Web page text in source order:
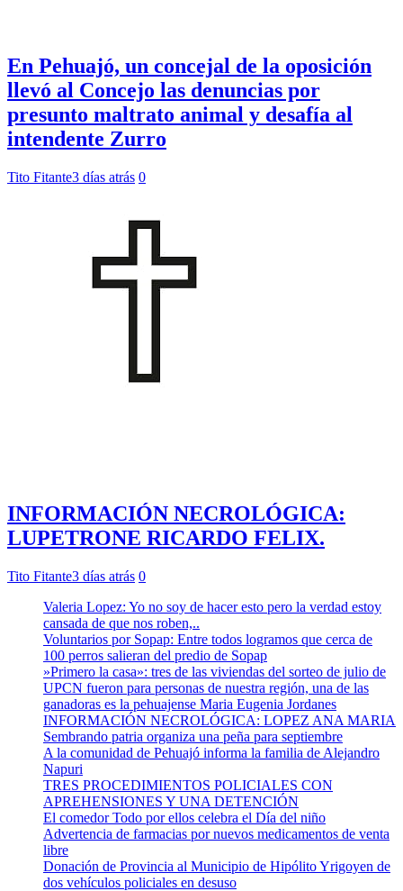
En Pehuajó, un concejal de la oposición
llevó al Concejo las denuncias por
presunto maltrato animal y desafía al
intendente Zurro
Tito Fitante3 días atrás 0
INFORMACIÓN NECROLÓGICA:
LUPETRONE RICARDO FELIX.
Tito Fitante3 días atrás 0
Valeria Lopez: Yo no soy de hacer esto pero la verdad estoy
cansada de que nos roben,..
Voluntarios por Sopap: Entre todos logramos que cerca de
100 perros salieran del predio de Sopap
»Primero la casa»: tres de las viviendas del sorteo de julio de
UPCN fueron para personas de nuestra región, una de las
ganadoras es la pehuajense Maria Eugenia Jordanes
INFORMACIÓN NECROLÓGICA: LOPEZ ANA MARIA
Sembrando patria organiza una peña para septiembre
A la comunidad de Pehuajó informa la familia de Alejandro
Napuri
TRES PROCEDIMIENTOS POLICIALES CON
APREHENSIONES Y UNA DETENCIÓN
El comedor Todo por ellos celebra el Día del niño
Advertencia de farmacias por nuevos medicamentos de venta
libre
Donación de Provincia al Municipio de Hipólito Yrigoyen de
dos vehículos policiales en desuso